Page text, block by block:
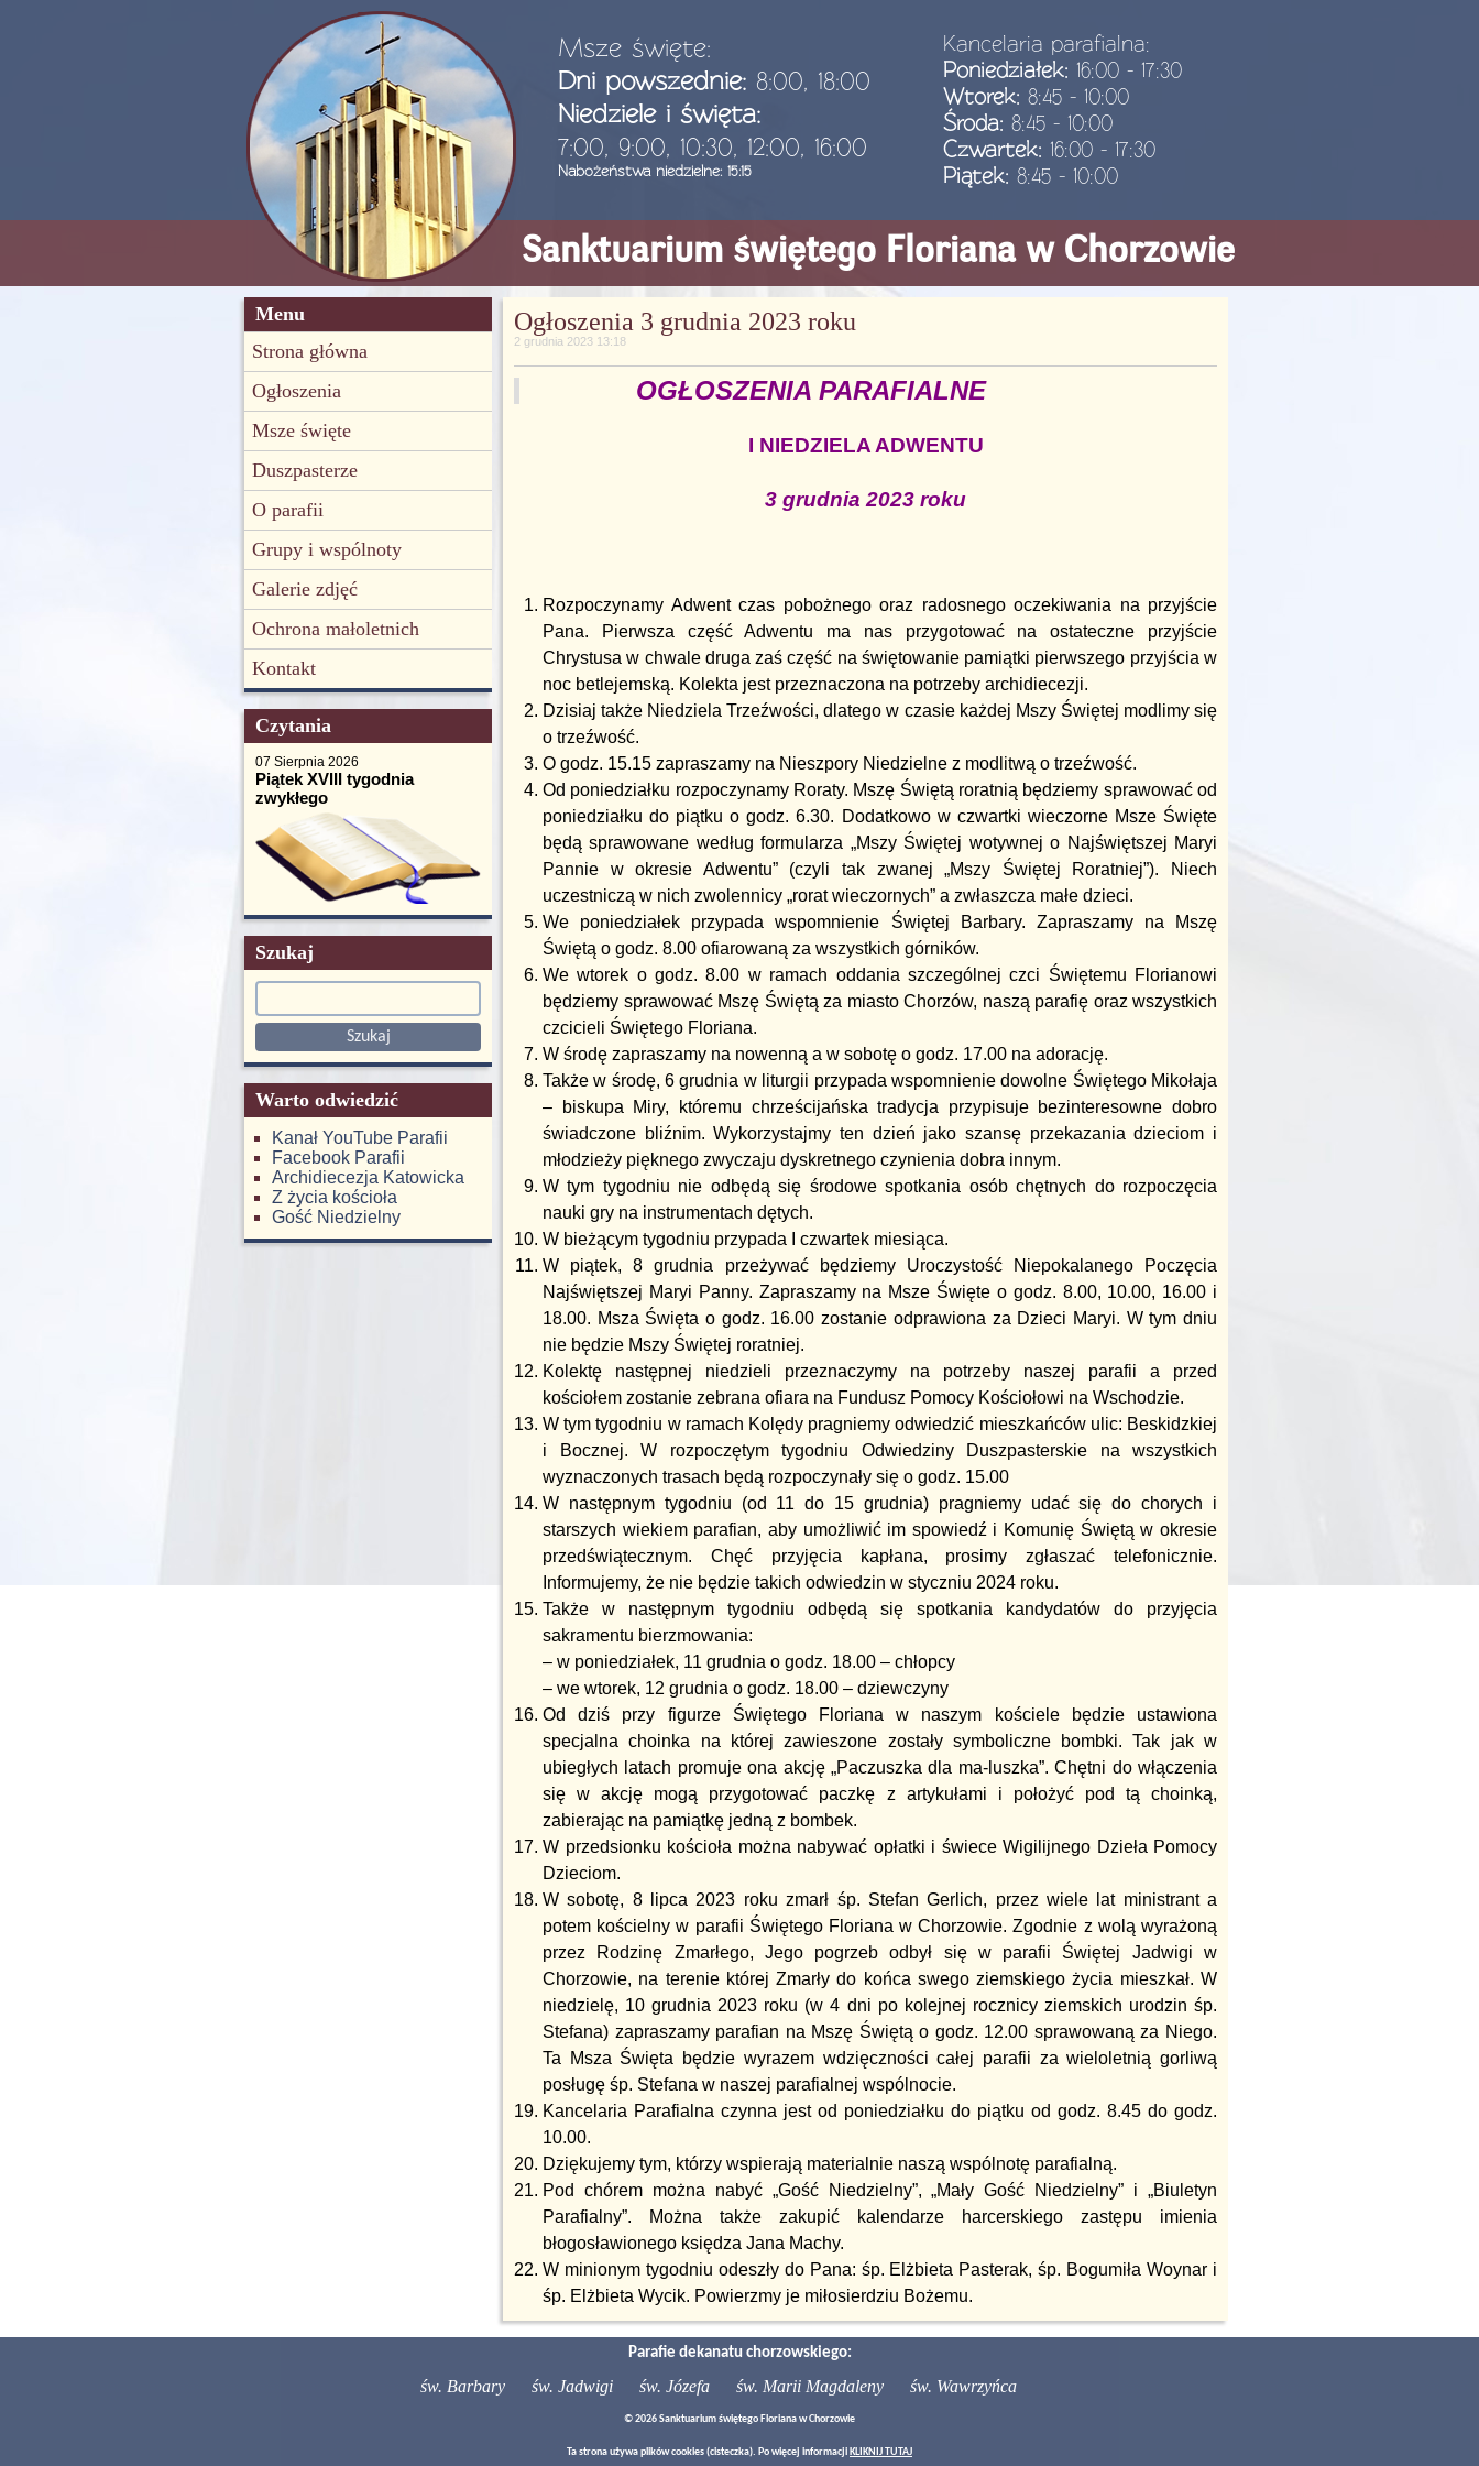
Msze święte:
Dni powszednie: 8:00, 18:00
Niedziele i święta:
7:00, 9:00, 10:30, 12:00, 16:00
Nabożeństwa niedzielne: 15:15
Kancelaria parafialna:
Poniedziałek: 16:00 - 17:30
Wtorek: 8:45 - 10:00
Środa: 8:45 - 10:00
Czwartek: 16:00 - 17:30
Piątek: 8:45 - 10:00
Sanktuarium świętego Floriana w Chorzowie
Menu
Strona główna
Ogłoszenia
Msze święte
Duszpasterze
O parafii
Grupy i wspólnoty
Galerie zdjęć
Ochrona małoletnich
Kontakt
Czytania
07 Sierpnia 2026
Piątek XVIII tygodnia
zwykłego
Szukaj
Warto odwiedzić
Kanał YouTube Parafii
Facebook Parafii
Archidiecezja Katowicka
Z życia kościoła
Gość Niedzielny
Ogłoszenia 3 grudnia 2023 roku
2 grudnia 2023 13:18
OGŁOSZENIA PARAFIALNE
I NIEDZIELA ADWENTU
3 grudnia 2023 roku
Rozpoczynamy Adwent czas pobożnego oraz radosnego oczekiwania na przyjście
Pana. Pierwsza część Adwentu ma nas przygotować na ostateczne przyjście
Chrystusa w chwale druga zaś część na świętowanie pamiątki pierwszego przyjścia w
noc betlejemską. Kolekta jest przeznaczona na potrzeby archidiecezji.
Dzisiaj także Niedziela Trzeźwości, dlatego w czasie każdej Mszy Świętej modlimy się
o trzeźwość.
O godz. 15.15 zapraszamy na Nieszpory Niedzielne z modlitwą o trzeźwość.
Od poniedziałku rozpoczynamy Roraty. Mszę Świętą roratnią będziemy sprawować od
poniedziałku do piątku o godz. 6.30. Dodatkowo w czwartki wieczorne Msze Święte
będą sprawowane według formularza „Mszy Świętej wotywnej o Najświętszej Maryi
Pannie w okresie Adwentu” (czyli tak zwanej „Mszy Świętej Roratniej”). Niech
uczestniczą w nich zwolennicy „rorat wieczornych” a zwłaszcza małe dzieci.
We poniedziałek przypada wspomnienie Świętej Barbary. Zapraszamy na Mszę
Świętą o godz. 8.00 ofiarowaną za wszystkich górników.
We wtorek o godz. 8.00 w ramach oddania szczególnej czci Świętemu Florianowi
będziemy sprawować Mszę Świętą za miasto Chorzów, naszą parafię oraz wszystkich
czcicieli Świętego Floriana.
W środę zapraszamy na nowenną a w sobotę o godz. 17.00 na adorację.
Także w środę, 6 grudnia w liturgii przypada wspomnienie dowolne Świętego Mikołaja
– biskupa Miry, któremu chrześcijańska tradycja przypisuje bezinteresowne dobro
świadczone bliźnim. Wykorzystajmy ten dzień jako szansę przekazania dzieciom i
młodzieży pięknego zwyczaju dyskretnego czynienia dobra innym.
W tym tygodniu nie odbędą się środowe spotkania osób chętnych do rozpoczęcia
nauki gry na instrumentach dętych.
W bieżącym tygodniu przypada I czwartek miesiąca.
W piątek, 8 grudnia przeżywać będziemy Uroczystość Niepokalanego Poczęcia
Najświętszej Maryi Panny. Zapraszamy na Msze Święte o godz. 8.00, 10.00, 16.00 i
18.00. Msza Święta o godz. 16.00 zostanie odprawiona za Dzieci Maryi. W tym dniu
nie będzie Mszy Świętej roratniej.
Kolektę następnej niedzieli przeznaczymy na potrzeby naszej parafii a przed
kościołem zostanie zebrana ofiara na Fundusz Pomocy Kościołowi na Wschodzie.
W tym tygodniu w ramach Kolędy pragniemy odwiedzić mieszkańców ulic: Beskidzkiej
i Bocznej. W rozpoczętym tygodniu Odwiedziny Duszpasterskie na wszystkich
wyznaczonych trasach będą rozpoczynały się o godz. 15.00
W następnym tygodniu (od 11 do 15 grudnia) pragniemy udać się do chorych i
starszych wiekiem parafian, aby umożliwić im spowiedź i Komunię Świętą w okresie
przedświątecznym. Chęć przyjęcia kapłana, prosimy zgłaszać telefonicznie.
Informujemy, że nie będzie takich odwiedzin w styczniu 2024 roku.
Także w następnym tygodniu odbędą się spotkania kandydatów do przyjęcia
sakramentu bierzmowania:
– w poniedziałek, 11 grudnia o godz. 18.00 – chłopcy
– we wtorek, 12 grudnia o godz. 18.00 – dziewczyny
Od dziś przy figurze Świętego Floriana w naszym kościele będzie ustawiona
specjalna choinka na której zawieszone zostały symboliczne bombki. Tak jak w
ubiegłych latach promuje ona akcję „Paczuszka dla ma-luszka”. Chętni do włączenia
się w akcję mogą przygotować paczkę z artykułami i położyć pod tą choinką,
zabierając na pamiątkę jedną z bombek.
W przedsionku kościoła można nabywać opłatki i świece Wigilijnego Dzieła Pomocy
Dzieciom.
W sobotę, 8 lipca 2023 roku zmarł śp. Stefan Gerlich, przez wiele lat ministrant a
potem kościelny w parafii Świętego Floriana w Chorzowie. Zgodnie z wolą wyrażoną
przez Rodzinę Zmarłego, Jego pogrzeb odbył się w parafii Świętej Jadwigi w
Chorzowie, na terenie której Zmarły do końca swego ziemskiego życia mieszkał. W
niedzielę, 10 grudnia 2023 roku (w 4 dni po kolejnej rocznicy ziemskich urodzin śp.
Stefana) zapraszamy parafian na Mszę Świętą o godz. 12.00 sprawowaną za Niego.
Ta Msza Święta będzie wyrazem wdzięczności całej parafii za wieloletnią gorliwą
posługę śp. Stefana w naszej parafialnej wspólnocie.
Kancelaria Parafialna czynna jest od poniedziałku do piątku od godz. 8.45 do godz.
10.00.
Dziękujemy tym, którzy wspierają materialnie naszą wspólnotę parafialną.
Pod chórem można nabyć „Gość Niedzielny”, „Mały Gość Niedzielny” i „Biuletyn
Parafialny”. Można także zakupić kalendarze harcerskiego zastępu imienia
błogosławionego księdza Jana Machy.
W minionym tygodniu odeszły do Pana: śp. Elżbieta Pasterak, śp. Bogumiła Woynar i
śp. Elżbieta Wycik. Powierzmy je miłosierdziu Bożemu.
Parafie dekanatu chorzowskiego:
św. Barbary św. Jadwigi św. Józefa św. Marii Magdaleny św. Wawrzyńca
© 2026 Sanktuarium świętego Floriana w Chorzowie
Ta strona używa plików cookies (cisteczka). Po więcej informacji KLIKNIJ TUTAJ